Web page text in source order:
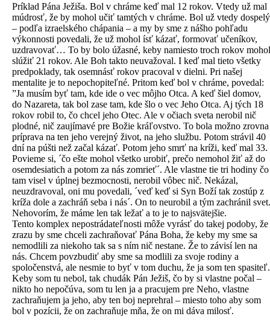
Príklad Pána Ježiša. Bol v chráme keď mal 12 rokov. Vtedy už mal
múdrosť, že by mohol učiť tamtých v chráme. Bol už vtedy dospelý
– podľa izraelského chápania – a my by sme z nášho pohľadu
výkonnosti povedali, že už mohol ísť kázať, formovať učeníkov,
uzdravovať… To by bolo úžasné, keby namiesto troch rokov mohol
slúžiť 21 rokov. Ale Boh takto neuvažoval. I keď mal tieto všetky
predpoklady, tak osemnásť rokov pracoval v dielni. Pri našej
mentalite je to nepochopiteľné. Pritom keď bol v chráme, povedal:
”Ja musím byť tam, kde ide o vec môjho Otca. A keď šiel domov,
do Nazareta, tak bol zase tam, kde šlo o vec Jeho Otca. Aj tých 18
rokov robil to, čo chcel jeho Otec. Ale v očiach sveta nerobil nič
plodné, nič zaujímavé pre Božie kráľovstvo. To bola možno zrovna
príprava na ten jeho verejný život, na jeho službu. Potom strávil 40
dní na púšti než začal kázať. Potom jeho smrť na kríži, keď mal 33.
Povieme si, ´čo ešte mohol všetko urobiť, prečo nemohol žiť až do
osemdesiatich a potom za nás zomrieť´. Ale vlastne tie tri hodiny čo
tam visel v úplnej bezmocnosti, nerobil vôbec nič. Nekázal,
neuzdravoval, oni mu povedali, ´veď keď si Syn Boží tak zostúp z
kríža dole a zachráň seba i nás´. On to neurobil a tým zachránil svet.
Nehovorím, že máme len tak ležať a to je to najsvätejšie.
Tento komplex nepostrádateľnosti môže vyrásť do takej podoby, že
zrazu by sme chceli zachraňovať Pána Boha, že keby my sme sa
nemodlili za niekoho tak sa s ním nič nestane. Že to závisí len na
nás. Chcem povzbudiť aby sme sa modlili za svoje rodiny a
spoločenstvá, ale nesmie to byť v tom duchu, že ja som ten spasiteľ.
Keby som tu nebol, tak chudák Pán Ježiš, čo by si vlastne počal –
nikto ho nepočúva, som tu len ja a pracujem pre Neho, vlastne
zachraňujem ja jeho, aby ten boj neprehral – miesto toho aby som
bol v pozícii, že on zachraňuje mňa, že on mi dáva milosť.